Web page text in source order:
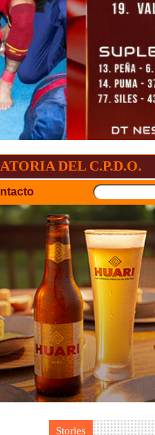
EL
Stories